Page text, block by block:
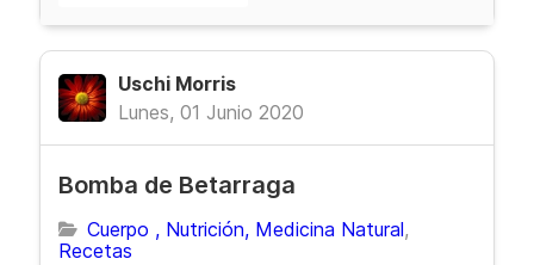
Uschi Morris
Lunes, 01 Junio 2020
Bomba de Betarraga
Cuerpo , Nutrición, Medicina Natural
Recetas